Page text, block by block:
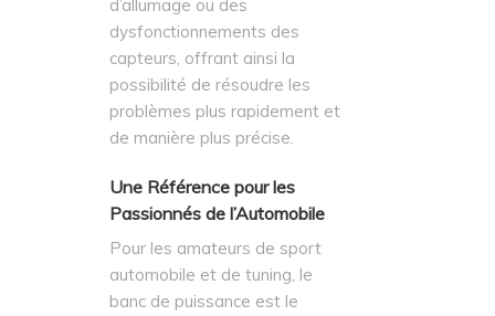
d’allumage ou des
dysfonctionnements des
capteurs, offrant ainsi la
possibilité de résoudre les
problèmes plus rapidement et
de manière plus précise.
Une Référence pour les
Passionnés de l’Automobile
Pour les amateurs de sport
automobile et de tuning, le
banc de puissance est le